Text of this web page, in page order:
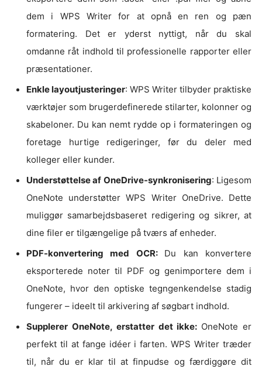
dem i WPS Writer for at opnå en ren og pæn
formatering. Det er yderst nyttigt, når du skal
omdanne råt indhold til professionelle rapporter eller
præsentationer.
Enkle layoutjusteringer: WPS Writer tilbyder praktiske
værktøjer som brugerdefinerede stilarter, kolonner og
skabeloner. Du kan nemt rydde op i formateringen og
foretage hurtige redigeringer, før du deler med
kolleger eller kunder.
Understøttelse af OneDrive-synkronisering: Ligesom
OneNote understøtter WPS Writer OneDrive. Dette
muliggør samarbejdsbaseret redigering og sikrer, at
dine filer er tilgængelige på tværs af enheder.
PDF-konvertering med OCR: Du kan konvertere
eksporterede noter til PDF og genimportere dem i
OneNote, hvor den optiske tegngenkendelse stadig
fungerer – ideelt til arkivering af søgbart indhold.
Supplerer OneNote, erstatter det ikke: OneNote er
perfekt til at fange idéer i farten. WPS Writer træder
til, når du er klar til at finpudse og færdiggøre dit